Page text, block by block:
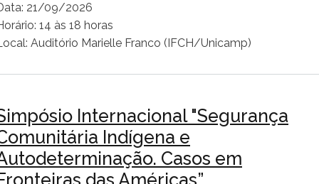
21/09/2026
14 às 18 horas
Auditório Marielle Franco (IFCH/Unicamp)
Internacional "Segurança
Indígena e
Casos em
das Américas”